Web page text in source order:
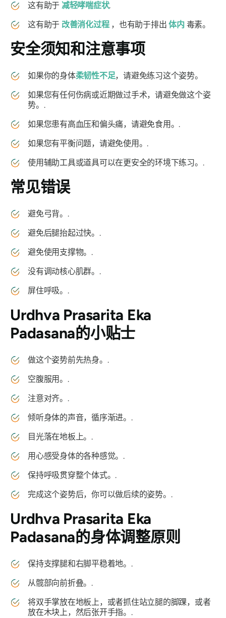
这有助于 减轻哮喘症状.
这有助于 改善消化过程，也有助于排出体内 毒素。
安全须知和注意事项
如果你的身体柔韧性不足，请避免练习这个姿势。
如果您有任何伤病或近期做过手术，请避免做这个姿
势。.
如果您患有高血压和偏头痛，请避免食用。.
如果您有平衡问题，请避免使用。.
使用辅助工具或道具可以在更安全的环境下练习。.
常见错误
避免弓背。.
避免后腿抬起过快。.
避免使用支撑物。.
没有调动核心肌群。.
屏住呼吸。.
Urdhva Prasarita Eka
Padasana的小贴士
做这个姿势前先热身。.
空腹服用。.
注意对齐。.
倾听身体的声音，循序渐进。.
目光落在地板上。.
用心感受身体的各种感觉。.
保持呼吸贯穿整个体式。.
完成这个姿势后，你可以做后续的姿势。.
Urdhva Prasarita Eka
Padasana的身体调整原则
保持支撑腿和右脚平稳着地。.
从髋部向前折叠。.
将双手掌放在地板上，或者抓住站立腿的脚踝，或者
放在木块上，然后张开手指。.